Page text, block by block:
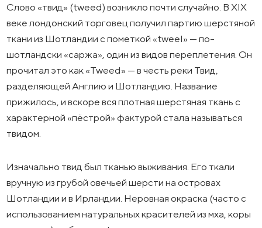
Слово «твид» (tweed) возникло почти случайно. В XIX
веке лондонский торговец получил партию шерстяной
ткани из Шотландии с пометкой «tweel» — по-
шотландски «саржа», один из видов переплетения. Он
прочитал это как «Tweed» — в честь реки Твид,
разделяющей Англию и Шотландию. Название
прижилось, и вскоре вся плотная шерстяная ткань с
характерной «пёстрой» фактурой стала называться
твидом.
Изначально твид был тканью выживания. Его ткали
вручную из грубой овечьей шерсти на островах
Шотландии и в Ирландии. Неровная окраска (часто с
использованием натуральных красителей из мха, коры